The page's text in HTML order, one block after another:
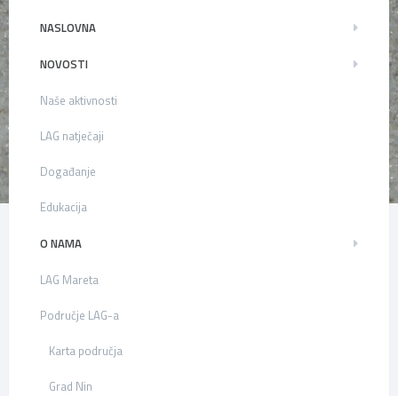
NASLOVNA
NOVOSTI
Naše aktivnosti
LAG natječaji
Događanje
Edukacija
O NAMA
LAG Mareta
Područje LAG-a
Karta područja
Grad Nin